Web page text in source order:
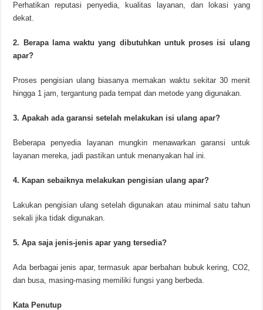
Perhatikan reputasi penyedia, kualitas layanan, dan lokasi yang
dekat.
2. Berapa lama waktu yang dibutuhkan untuk proses isi ulang
apar?
Proses pengisian ulang biasanya memakan waktu sekitar 30 menit
hingga 1 jam, tergantung pada tempat dan metode yang digunakan.
3. Apakah ada garansi setelah melakukan isi ulang apar?
Beberapa penyedia layanan mungkin menawarkan garansi untuk
layanan mereka, jadi pastikan untuk menanyakan hal ini.
4. Kapan sebaiknya melakukan pengisian ulang apar?
Lakukan pengisian ulang setelah digunakan atau minimal satu tahun
sekali jika tidak digunakan.
5. Apa saja jenis-jenis apar yang tersedia?
Ada berbagai jenis apar, termasuk apar berbahan bubuk kering, CO2,
dan busa, masing-masing memiliki fungsi yang berbeda.
Kata Penutup